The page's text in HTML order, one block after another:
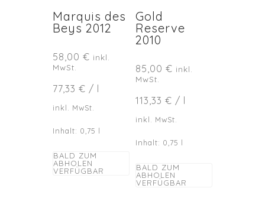
Marquis des
Beys 2012
58,00 € inkl.
MwSt.
77,33 € /
inkl. MwSt.
Inhalt: 0,75 l
BALD ZUM
ABHOLEN
VERFÜGBAR
Gold
Reserve
2010
85,00€ inkl.
MwSt.
113,33€ /
inkl. MwSt.
Inhalt: 0,75 l
BALD ZUM
ABHOLEN
VERFÜGBAR